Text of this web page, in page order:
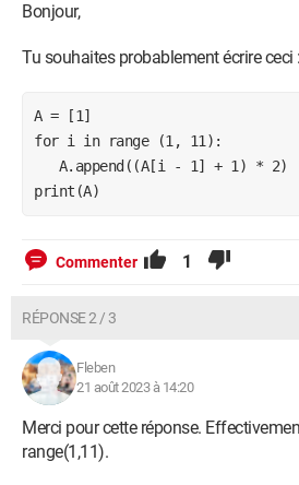
Bonjour,
Tu souhaites probablement écrire ceci :
A = [1]
for i in range (1, 11):
Commenter 1
RÉPONSE 2 / 3
Fleben
21 août 2023 à 14:20
Merci pour cette réponse.
range(1,11).